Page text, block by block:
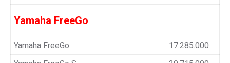
Yamaha FreeGo
Yamaha FreeGo
17.285.000